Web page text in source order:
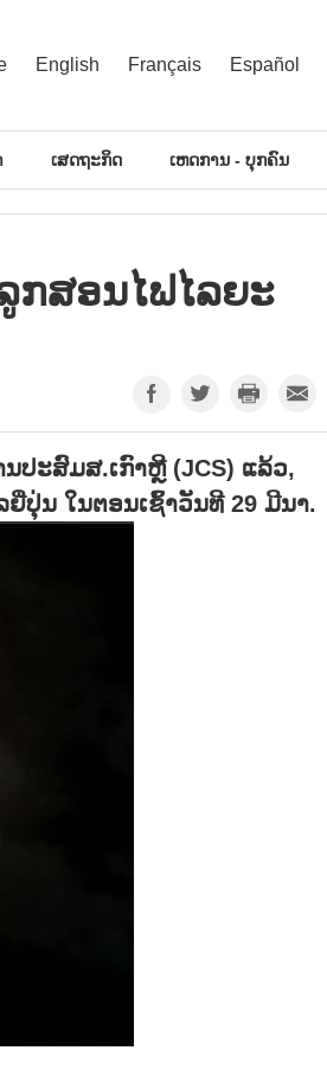
English Français Español
ເສດຖະກິດ ເຫດການ - ບຸກຄົນ
ກສອນໄຟໄລຍະ
ນປະສົມສ.ເກົາຫຼີ (JCS) ແລ້ວ,
ຍີ່ປຸ່ນ ໃນຕອນເຊົ້າວັນທີ 29 ມີນາ.